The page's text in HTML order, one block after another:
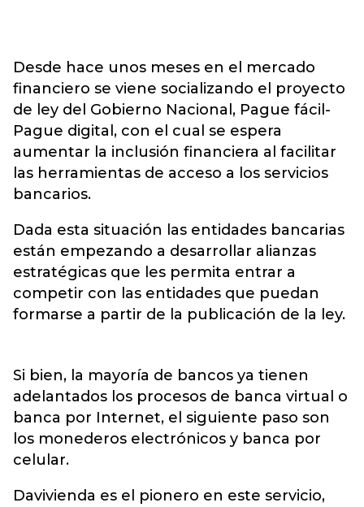
Desde hace unos meses en el mercado
financiero se viene socializando el proyecto
de ley del Gobierno Nacional, Pague fácil-
Pague digital, con el cual se espera
aumentar la inclusión financiera al facilitar
las herramientas de acceso a los servicios
bancarios.
Dada esta situación las entidades bancarias
están empezando a desarrollar alianzas
estratégicas que les permita entrar a
competir con las entidades que puedan
formarse a partir de la publicación de la ley.
Si bien, la mayoría de bancos ya tienen
adelantados los procesos de banca virtual o
banca por Internet, el siguiente paso son
los monederos electrónicos y banca por
celular.
Davivienda es el pionero en este servicio,